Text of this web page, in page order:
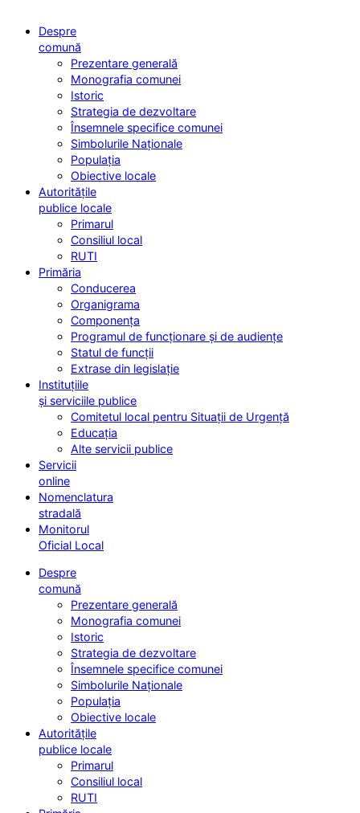
Despre
comună
Prezentare generală
Monografia comunei
Istoric
Strategia de dezvoltare
Însemnele specifice comunei
Simbolurile Naționale
Populația
Obiective locale
Autoritățile
publice locale
Primarul
Consiliul local
RUTI
Primăria
Conducerea
Organigrama
Componența
Programul de funcționare și de audiențe
Statul de funcții
Extrase din legislație
Instituțiile
și serviciile publice
Comitetul local pentru Situații de Urgență
Educația
Alte servicii publice
Servicii
online
Nomenclatura
stradală
Monitorul
Oficial Local
Despre
comună
Prezentare generală
Monografia comunei
Istoric
Strategia de dezvoltare
Însemnele specifice comunei
Simbolurile Naționale
Populația
Obiective locale
Autoritățile
publice locale
Primarul
Consiliul local
RUTI